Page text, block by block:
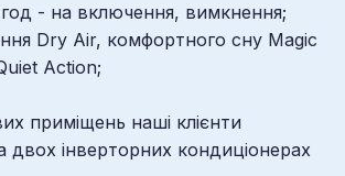
- на включення, вимкнення;
Dry Air, комфортного сну Magic
Action;
приміщень наші клієнти
двох інверторних кондиціонерах